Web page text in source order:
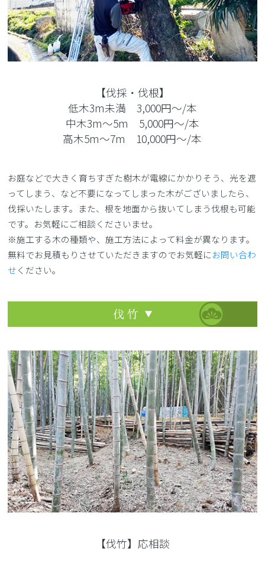
【伐採・伐根】
低木3m未満 3,000円～/本
中木3m～5m 5,000円～/本
高木5m～7m 10,000円～/本
お庭などで大きく育ちすぎた樹木が電線にかかりそう、光を遮
ってしまう、など不要になってしまった木がございましたら、
伐採いたします。また、根を地面から抜いてしまう伐根も可能
です。お気軽にご相談くださいませ。
※施工する木の種類や、施工方法によって料金が異なります。
無料でお見積もりさせていただきますのでお気軽にお問い合わ
せください。
【伐竹】応相談